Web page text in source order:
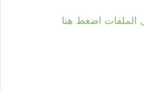
الملفات اضغط هنا